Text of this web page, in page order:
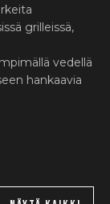
grilleissä,
vedellä
hankaavia